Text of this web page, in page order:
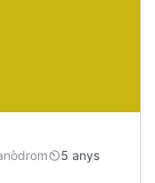
5 anys